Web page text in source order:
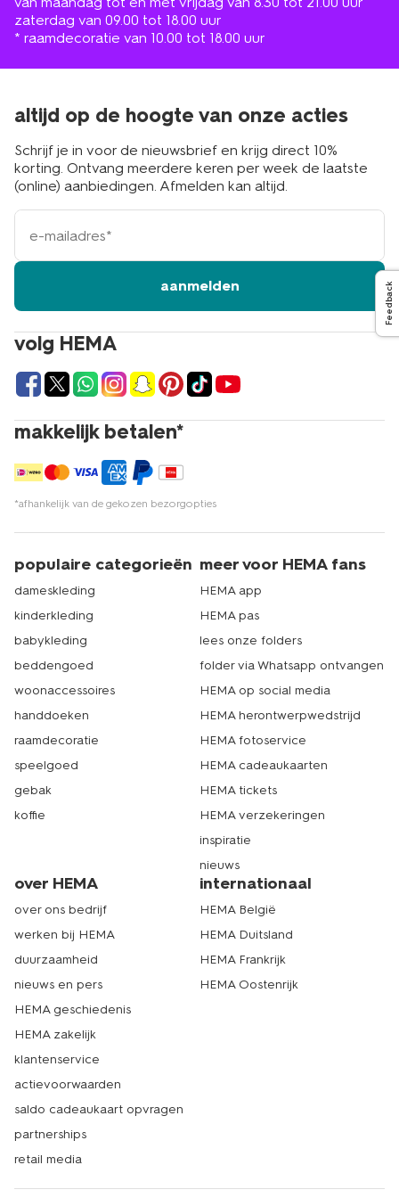
zaterdag van 09.00 tot 18.00 uur
* raamdecoratie van 10.00 tot 18.00 uur
volg HEMA
makkelijk betalen*
*afhankelijk van de gekozen bezorgopties
altijd op de hoogte van onze acties
Schrijf je in voor de nieuwsbrief en krijg direct 10%
korting. Ontvang meerdere keren per week de laatste
(online) aanbiedingen. Afmelden kan altijd.
e-
mailadres
aanmelden
populaire categorieën
dameskleding
kinderkleding
babykleding
beddengoed
woonaccessoires
handdoeken
raamdecoratie
speelgoed
gebak
koffie
meer voor HEMA fans
HEMA app
HEMA pas
lees onze folders
folder via Whatsapp ontvangen
HEMA op social media
HEMA herontwerpwedstrijd
HEMA fotoservice
HEMA cadeaukaarten
HEMA tickets
HEMA verzekeringen
inspiratie
nieuws
over HEMA
over ons bedrijf
werken bij HEMA
duurzaamheid
nieuws en pers
HEMA geschiedenis
HEMA zakelijk
klantenservice
actievoorwaarden
saldo cadeaukaart opvragen
partnerships
retail media
internationaal
HEMA België
HEMA Duitsland
HEMA Frankrijk
HEMA Oostenrijk
Feedback